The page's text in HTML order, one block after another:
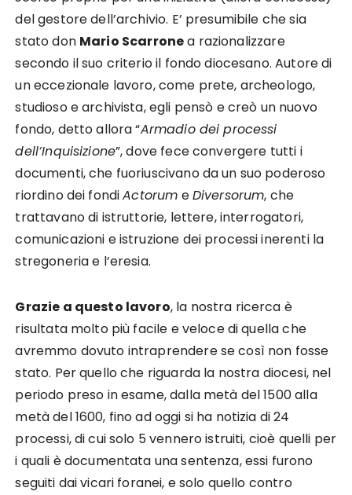
del gestore dell’archivio. E’ presumibile che sia
stato don Mario Scarronea razionalizzare
secondo il suo criterio il fondo diocesano. Autore di
un eccezionale lavoro, come prete, archeologo,
studioso e archivista, egli pensò e creò un nuovo
fondo, detto allora “Armadio dei processi
dell’Inquisizione”, dove fece convergere tutti i
documenti, che fuoriuscivano da un suo poderoso
riordino dei fondiActorum eDiversorum, che
trattavano di istruttorie, lettere, interrogatori,
comunicazioni e istruzione dei processi inerenti la
stregoneria e l’eresia.
Grazie a questo lavoro, la nostra ricerca è
risultata molto più facile e veloce di quella che
avremmo dovuto intraprendere se così non fosse
stato. Per quello che riguarda la nostra diocesi, nel
periodo preso in esame, dalla metà del 1500 alla
metà del 1600, fino ad oggi si ha notizia di 24
processi, di cui solo 5 vennero istruiti, cioè quelli per
i quali è documentata una sentenza, essi furono
seguiti dai vicari foranei, e solo quello contro